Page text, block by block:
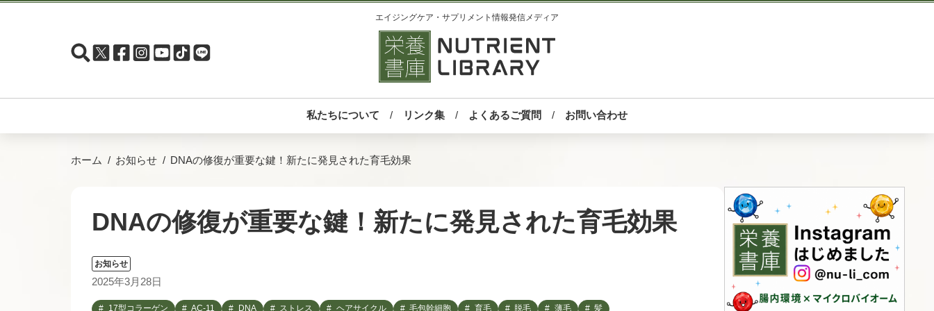
エイジングケア・サプリメント情報発信メディア
私たちについて リンク集 よくあるご質問 お問い合わせ
ホーム お知らせ DNAの修復が重要な鍵！新たに発見された育毛効果
DNAの修復が重要な鍵！新たに発見された育毛効果
お知らせ
2025年3月28日
17型コラーゲン AC-11 DNA ストレス ヘアサイクル 毛包幹細胞 育毛 脱毛 薄毛 髪